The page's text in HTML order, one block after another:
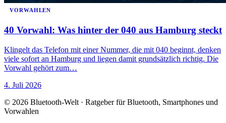
VORWAHLEN
40 Vorwahl: Was hinter der 040 aus Hamburg steckt
Klingelt das Telefon mit einer Nummer, die mit 040 beginnt, denken
viele sofort an Hamburg und liegen damit grundsätzlich richtig. Die
Vorwahl gehört zum…
4. Juli 2026
© 2026 Bluetooth-Welt · Ratgeber für Bluetooth, Smartphones und
Vorwahlen